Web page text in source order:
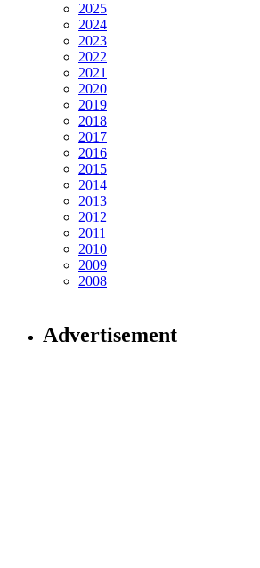
2025
2024
2023
2022
2021
2020
2019
2018
2017
2016
2015
2014
2013
2012
2011
2010
2009
2008
Advertisement